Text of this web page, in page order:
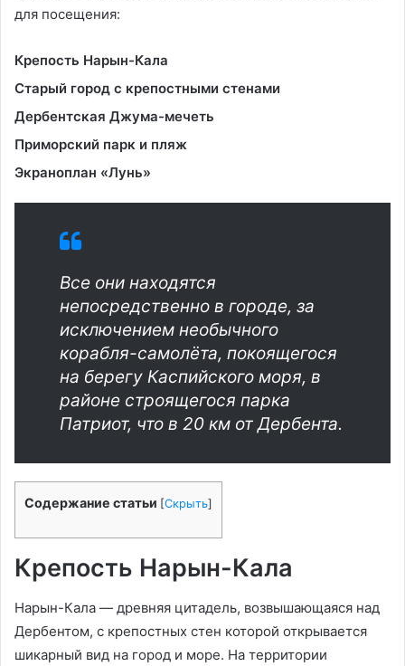
для посещения:
Крепость Нарын-Кала
Старый город с крепостными стенами
Дербентская Джума-мечеть
Приморский парк и пляж
Экраноплан «Лунь»
Все они находятся
непосредственно в городе, за
исключением необычного
корабля-самолёта, покоящегося
на берегу Каспийского моря, в
районе строящегося парка
Патриот, что в 20 км от Дербента.
Содержание статьи [Скрыть]
Крепость Нарын-Кала
Нарын-Кала — древняя цитадель, возвышающаяся над
Дербентом, с крепостных стен которой открывается
шикарный вид на город и море. На территории